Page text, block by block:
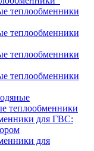
теплообменники
теплообменники
теплообменники
теплообменники
теплообменники
для ГВС:
для